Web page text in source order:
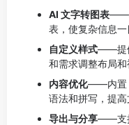
AI 文字转图表——
表，使复杂信息一
自定义样式——提
和需求调整布局和
内容优化——内置
语法和拼写，提高
导出与分享——支